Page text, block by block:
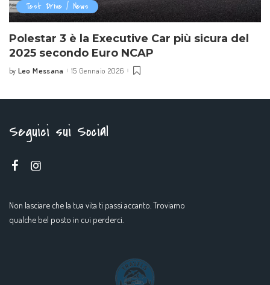
Test Drive / News
Polestar 3 è la Executive Car più sicura del
2025 secondo Euro NCAP
by Leo Messana 15 Gennaio 2026
Seguici sui Social
Non lasciare che la tua vita ti passi accanto. Troviamo
qualche bel posto in cui perderci.